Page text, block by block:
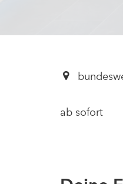
ab sofort